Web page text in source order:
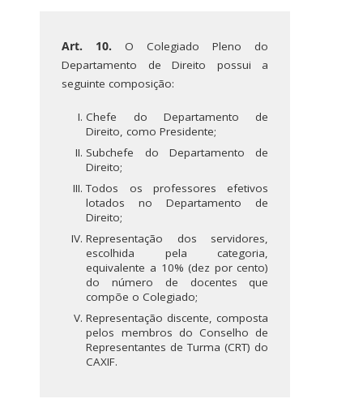
Art. 10. O Colegiado Pleno do
Departamento de Direito possui a
seguinte composição:
Chefe do Departamento de
Direito, como Presidente;
Subchefe do Departamento de
Direito;
Todos os professores efetivos
lotados no Departamento de
Direito;
Representação dos servidores,
escolhida pela categoria,
equivalente a 10% (dez por cento)
do número de docentes que
compõe o Colegiado;
Representação discente, composta
pelos membros do Conselho de
Representantes de Turma (CRT) do
CAXIF.